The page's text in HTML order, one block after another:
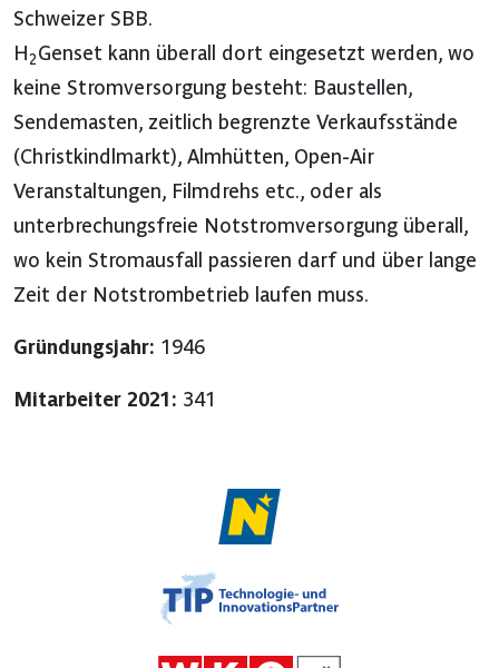
Schweizer SBB.
H2Genset kann überall dort eingesetzt werden, wo
keine Stromversorgung besteht: Baustellen,
Sendemasten, zeitlich begrenzte Verkaufsstände
(Christkindlmarkt), Almhütten, Open-Air
Veranstaltungen, Filmdrehs etc., oder als
unterbrechungsfreie Notstromversorgung überall,
wo kein Stromausfall passieren darf und über lange
Zeit der Notstrombetrieb laufen muss.
Gründungsjahr: 1946
Mitarbeiter 2021: 341